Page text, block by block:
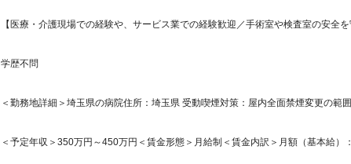
【医療・介護現場での経験や、サービス業での経験歓迎／手術室や検査室の安全
学歴不問
＜勤務地詳細＞埼玉県の病院住所：埼玉県 受動喫煙対策：屋内全面禁煙変更の範
＜予定年収＞350万円～450万円＜賃金形態＞月給制＜賃金内訳＞月額（基本給）